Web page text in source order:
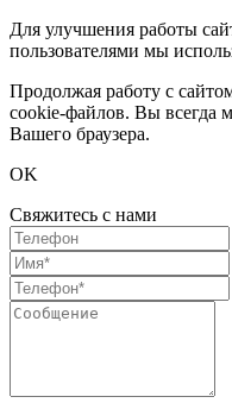
Для улучшения работы
пользователями мы
Продолжая работу с
cookie-файлов. Вы всегда
Вашего браузера.
OK
Свяжитесь с нами